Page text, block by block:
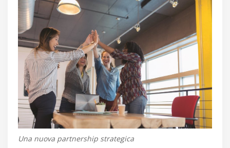
Una nuova partnership strategica